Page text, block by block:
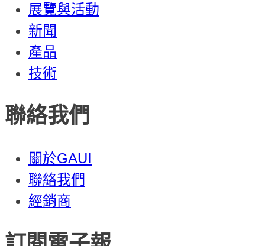
展覽與活動
新聞
產品
技術
聯絡我們
關於GAUI
聯絡我們
經銷商